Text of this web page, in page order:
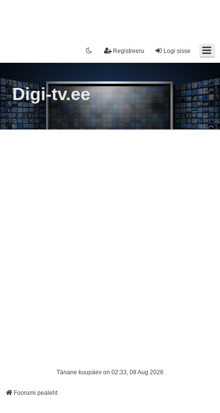
Logi sisse
Registreeru
Digi-tv.ee
Tänane kuupäev on 02:33, 08 Aug 2026
Foorumi pealeht